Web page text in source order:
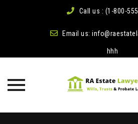
Call us : (1-800-
Email us:
hhh